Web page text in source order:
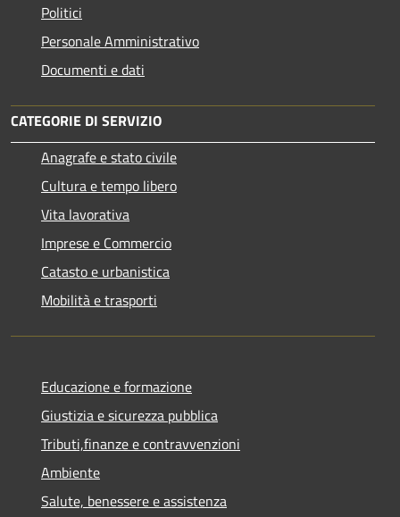
Politici
Personale Amministrativo
Documenti e dati
CATEGORIE DI SERVIZIO
Anagrafe e stato civile
Cultura e tempo libero
Vita lavorativa
Imprese e Commercio
Catasto e urbanistica
Mobilità e trasporti
Educazione e formazione
Giustizia e sicurezza pubblica
Tributi,finanze e contravvenzioni
Ambiente
Salute, benessere e assistenza